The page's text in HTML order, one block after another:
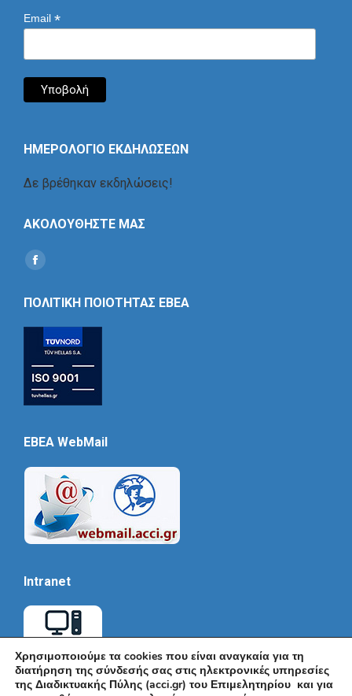
Email *
ΗΜΕΡΟΛΟΓΙΟ ΕΚΔΗΛΩΣΕΩΝ
Δε βρέθηκαν εκδηλώσεις!
ΑΚΟΛΟΥΘΗΣΤΕ ΜΑΣ
Find us on:
Social
ΠΟΛΙΤΙΚΗ ΠΟΙΟΤΗΤΑΣ ΕΒΕΑ
EBEA WebMail
Intranet
Χρησιμοποιούμε τα cookies που είναι αναγκαία για τη
διατήρηση της σύνδεσής σας στις ηλεκτρονικές υπηρεσίες
της Διαδικτυακής Πύλης (acci.gr) του Επιμελητηρίου και για